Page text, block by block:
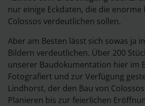
nur einige Eckdaten, die die
Colossos verdeutlichen sollen.
Aber am Besten lässt sich sowas ja
Bildern verdeutlichen. Über 200
unserer Baudokumentation hier im
Fotografiert und zur Verfügung
Lindhorst, der den Bau von
Planieren bis zur feierlichen